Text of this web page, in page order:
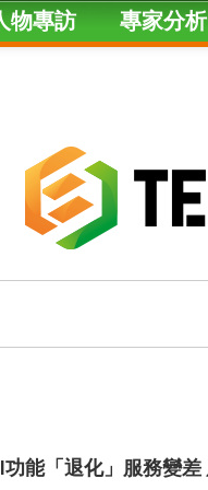
物專訪 專家分析
功能「退化」服務變